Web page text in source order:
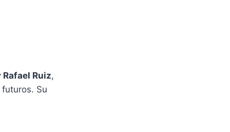
Ruiz,
Su